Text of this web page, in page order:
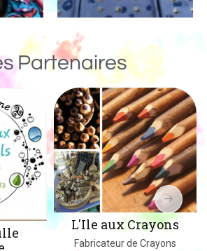
Partenaires
Un Monde de Bois
Des jeux, jouets et objets en bois
massif fabriqués dans le 02